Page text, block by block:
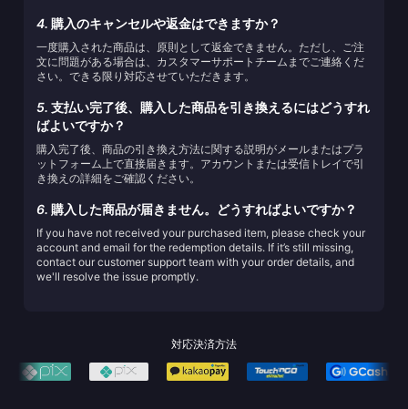
4. 購入のキャンセルや返金はできますか？
一度購入された商品は、原則として返金できません。ただし、ご注
文に問題がある場合は、カスタマーサポートチームまでご連絡くだ
さい。できる限り対応させていただきます。
5. 支払い完了後、購入した商品を引き換えるにはどうすれ
ばよいですか？
購入完了後、商品の引き換え方法に関する説明がメールまたはプラ
ットフォーム上で直接届きます。アカウントまたは受信トレイで引
き換えの詳細をご確認ください。
6. 購入した商品が届きません。どうすればよいですか？
If you have not received your purchased item, please check your
account and email for the redemption details. If it’s still missing,
contact our customer support team with your order details, and
we'll resolve the issue promptly.
対応決済方法